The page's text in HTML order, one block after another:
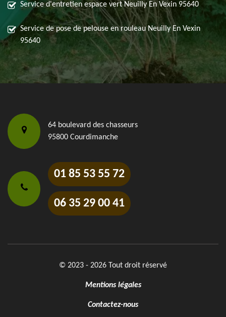
Service d'entretien espace vert Neuilly En Vexin 95640
Service de pose de pelouse en rouleau Neuilly En Vexin
95640
64 boulevard des chasseurs
95800 Courdimanche
01 85 53 55 72
06 35 29 00 41
© 2023 - 2026 Tout droit réservé
Mentions légales
Contactez-nous